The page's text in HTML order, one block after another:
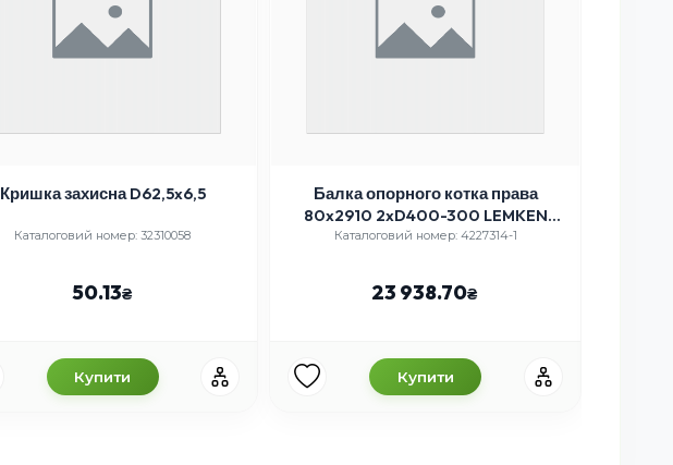
Кришка захисна D62,5x6,5
Каталоговий номер: 32310058
50.13
Купити
Балка опорного котка права
80x2910 2xD400-300 LEMKEN
RUBIN
Каталоговий номер: 4227314-1
23 938.70
Купити